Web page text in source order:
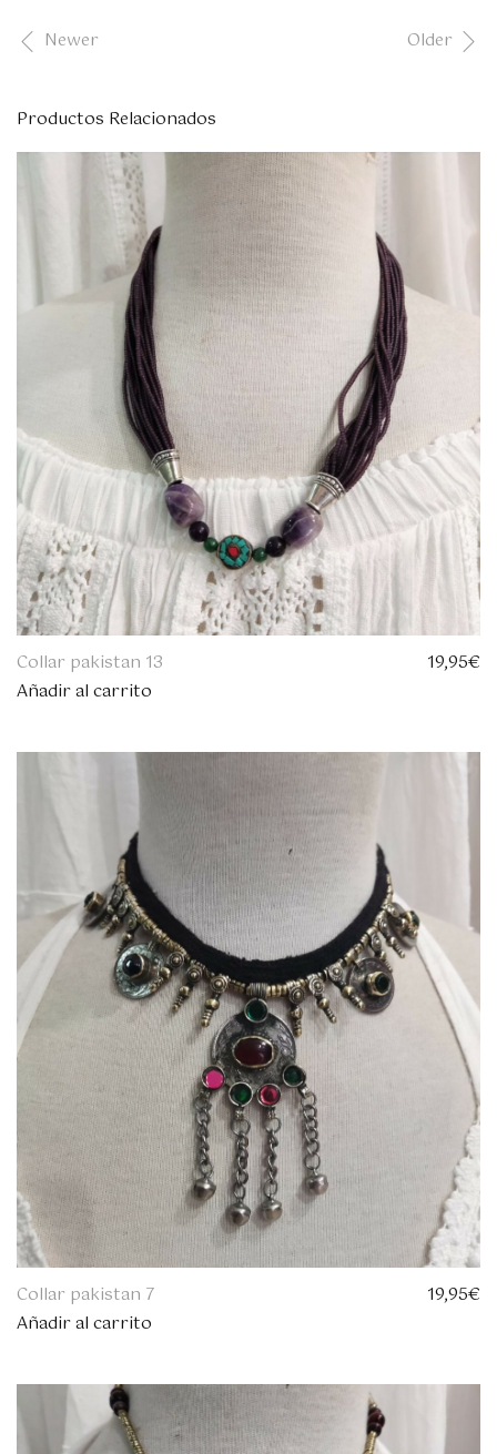
Older
Newer
Productos Relacionados
Collar pakistan 13
Añadir al carrito
19,95€
Collar pakistan 7
Añadir al carrito
19,95€